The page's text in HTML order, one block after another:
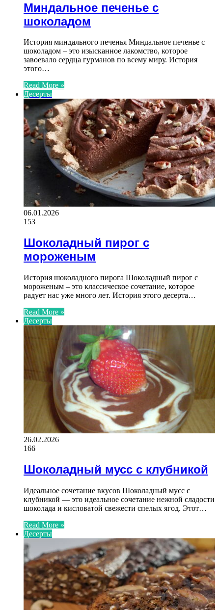
Миндальное печенье с
шоколадом
История миндального печенья Миндальное печенье с
шоколадом – это изысканное лакомство, которое
завоевало сердца гурманов по всему миру. История
этого…
Read More »
Десерты
06.01.2026
153
Шоколадный пирог с
мороженым
История шоколадного пирога Шоколадный пирог с
мороженым – это классическое сочетание, которое
радует нас уже много лет. История этого десерта…
Read More »
Десерты
26.02.2026
166
Шоколадный мусс с клубникой
Идеальное сочетание вкусов Шоколадный мусс с
клубникой — это идеальное сочетание нежной сладости
шоколада и кисловатой свежести спелых ягод. Этот…
Read More »
Десерты